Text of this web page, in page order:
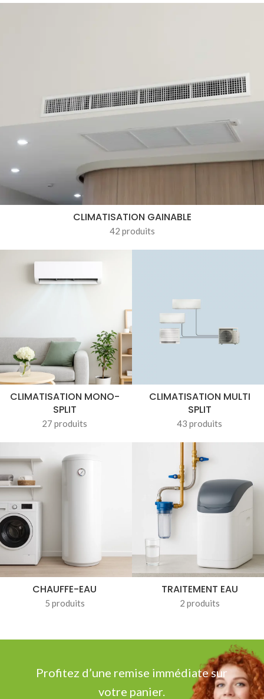
CLIMATISATION GAINABLE
42 produits
CLIMATISATION MONO-
SPLIT
27 produits
CLIMATISATION MULTI
SPLIT
43 produits
CHAUFFE-EAU
5 produits
TRAITEMENT EAU
2 produits
Profitez d’une remise immédiate sur
votre panier.